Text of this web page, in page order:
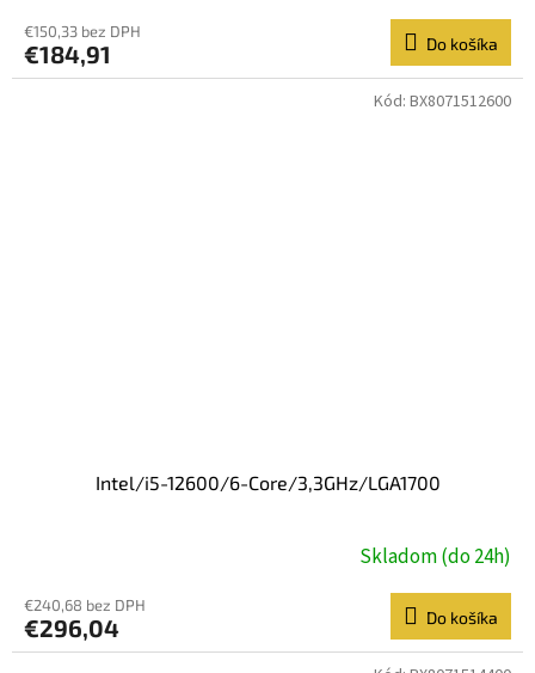
€150,33 bez DPH
€184,91 Do košíka
Intel/i5-12600/6-Core/3,3GHz/LGA1700
Skladom (do 24h)
€240,68 bez DPH
€296,04 Do košíka
Kód: BX8071512600